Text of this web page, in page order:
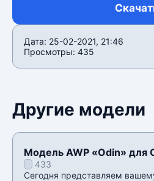
Дата: 25-02-2021, 21:46
Просмотры: 435
Другие модели
Модель AWP «Odin» для
433
Сегодня представляем